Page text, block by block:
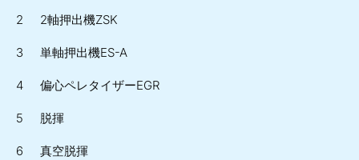
2軸押出機ZSK
単軸押出機ES-A
偏心ペレタイザーEGR
脱揮
真空脱揮